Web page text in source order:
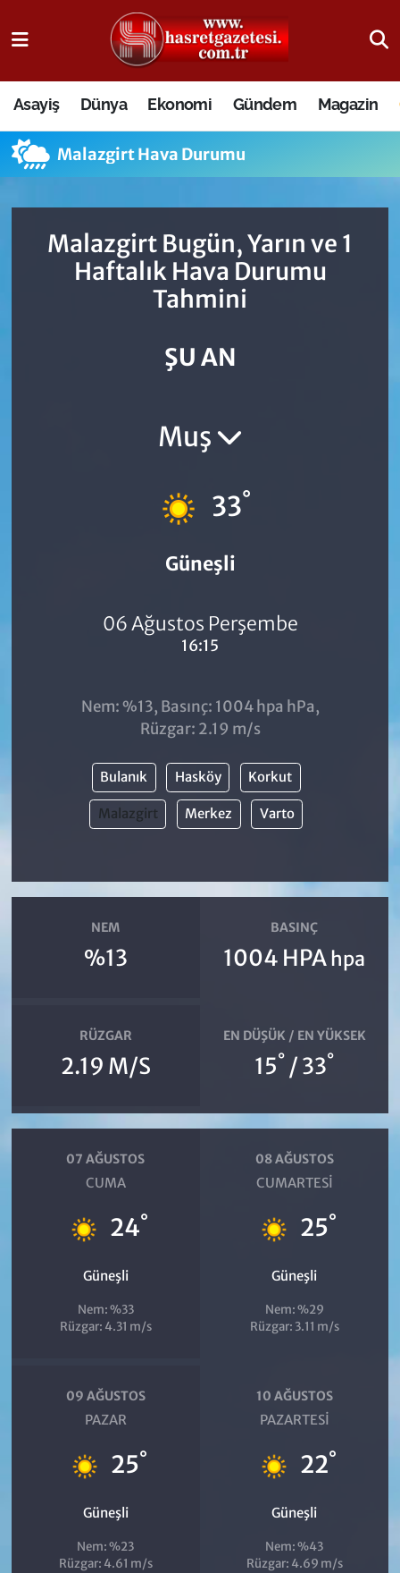
Asayiş Dünya Ekonomi Gündem Magazin
Malazgirt Hava Durumu
Malazgirt Bugün, Yarın ve 1
Haftalık Hava Durumu
Tahmini
ŞU AN
Muş
33°
Güneşli
06 Ağustos Perşembe
16:15
Nem: %13, Basınç: 1004 hpa hPa,
Rüzgar: 2.19 m/s
Bulanık Hasköy Korkut
Malazgirt Merkez Varto
NEM
%13
BASINÇ
1004 HPA hpa
RÜZGAR
2.19 M/S
EN DÜŞÜK / EN YÜKSEK
15° / 33°
07 AĞUSTOS
CUMA
24°
Güneşli
Nem: %33
Rüzgar: 4.31 m/s
08 AĞUSTOS
CUMARTESI
25°
Güneşli
Nem: %29
Rüzgar: 3.11 m/s
09 AĞUSTOS
PAZAR
25°
Güneşli
Nem: %23
Rüzgar: 4.61 m/s
10 AĞUSTOS
PAZARTESI
22°
Güneşli
Nem: %43
Rüzgar: 4.69 m/s
Osmaniye Nöbetçi Eczaneler
Osmaniye Hava Durumu
Osmaniye Trafik Yoğunluk Haritası
Süper Lig Puan Durumu ve Fikstür
Tüm Manşetler
Son Dakika Haberleri